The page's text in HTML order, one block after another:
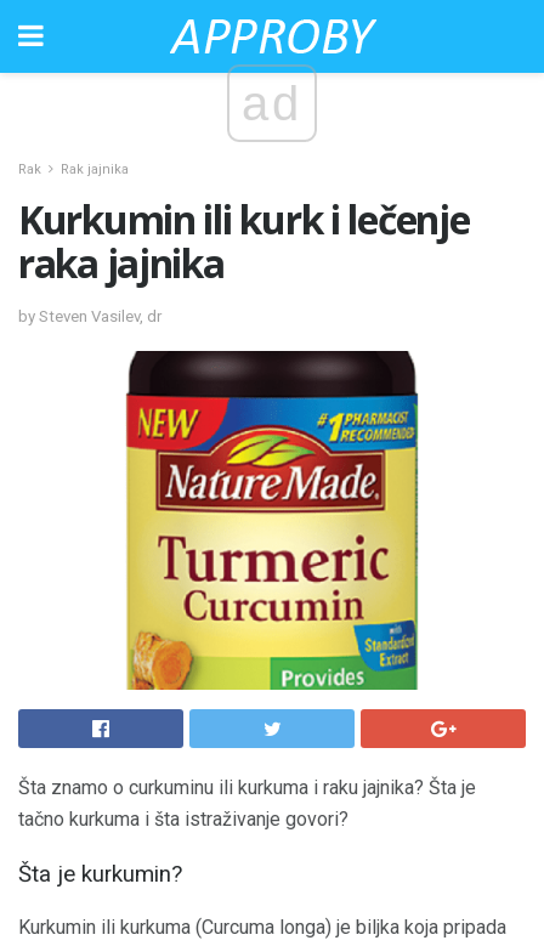
ad
Rak Rak jajnika
Kurkumin ili kurk i lečenje
raka jajnika
by Steven Vasilev, dr
Šta znamo o curkuminu ili kurkuma i raku jajnika? Šta je
tačno kurkuma i šta istraživanje govori?
Šta je kurkumin?
Kurkumin ili kurkuma (Curcuma longa) je biljka koja pripada